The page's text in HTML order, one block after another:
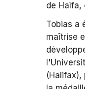
de Haïfa,
Tobias a
maîtrise
(Halifax),